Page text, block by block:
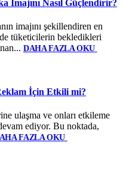
İmajını Nasıl Güçlendirir?
imajını şekillendiren en
tüketicilerin bekledikleri
DAHA FAZLA OKU
İçin Etkili mi?
ulaşma ve onları etkileme
ediyor. Bu noktada,
FAZLA OKU